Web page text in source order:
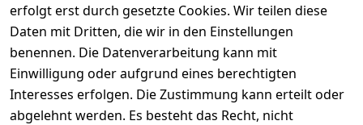
erfolgt erst durch gesetzte Cookies. Wir teilen diese
Daten mit Dritten, die wir in den Einstellungen
benennen. Die Datenverarbeitung kann mit
Einwilligung oder aufgrund eines berechtigten
Interesses erfolgen. Die Zustimmung kann erteilt oder
abgelehnt werden. Es besteht das Recht, nicht